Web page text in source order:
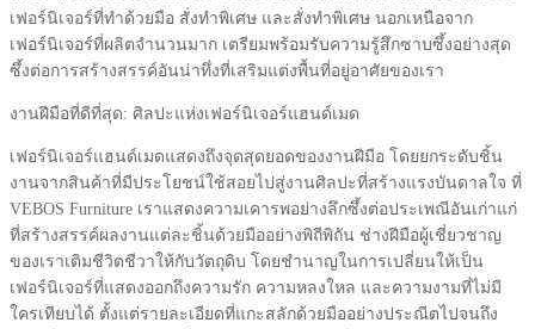
เฟอร์นิเจอร์ที่ทำด้วยมือ สั่งทำพิเศษ และสั่งทำพิเศษ นอกเหนือจาก
เฟอร์นิเจอร์ที่ผลิตจำนวนมาก เตรียมพร้อมรับความรู้สึกซาบซึ้งอย่างสุด
ซึ้งต่อการสร้างสรรค์อันน่าทึ่งที่เสริมแต่งพื้นที่อยู่อาศัยของเรา
งานฝีมือที่ดีที่สุด: ศิลปะแห่งเฟอร์นิเจอร์แฮนด์เมด
เฟอร์นิเจอร์แฮนด์เมดแสดงถึงจุดสุดยอดของงานฝีมือ โดยยกระดับชิ้น
งานจากสินค้าที่มีประโยชน์ใช้สอยไปสู่งานศิลปะที่สร้างแรงบันดาลใจ ที่
VEBOS Furniture เราแสดงความเคารพอย่างลึกซึ้งต่อประเพณีอันเก่าแก่
ที่สร้างสรรค์ผลงานแต่ละชิ้นด้วยมืออย่างพิถีพิถัน ช่างฝีมือผู้เชี่ยวชาญ
ของเราเติมชีวิตชีวาให้กับวัตถุดิบ โดยชำนาญในการเปลี่ยนให้เป็น
เฟอร์นิเจอร์ที่แสดงออกถึงความรัก ความหลงใหล และความงามที่ไม่มี
ใครเทียบได้ ตั้งแต่รายละเอียดที่แกะสลักด้วยมืออย่างประณีตไปจนถึง